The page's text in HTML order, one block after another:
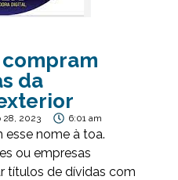
da
28, 2023 6:01 am
nome à toa.
ou empresas
títulos de dívidas com